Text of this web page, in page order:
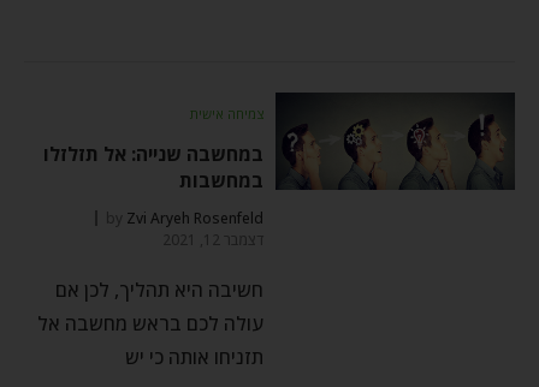
צמיחה אישית
במחשבה שנייה: אל תזלזלו
במחשבות
by Zvi Aryeh Rosenfeld
דצמבר 12, 2021
חשיבה היא תהליך, לכן אם
עולה לכם בראש מחשבה אל
תזניחו אותה כי יש